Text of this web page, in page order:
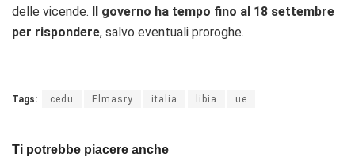
delle vicende.
Il governo ha tempo fino al 18 settembre
per rispondere, salvo eventuali proroghe.
Tags: cedu Elmasry italia libia ue
Ti potrebbe piacere anche